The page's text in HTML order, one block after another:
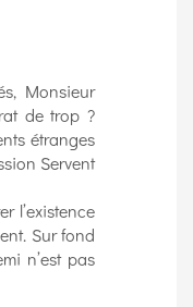
Monsieur
de trop ?
étranges
Servent
l’existence
Sur fond
n’est pas